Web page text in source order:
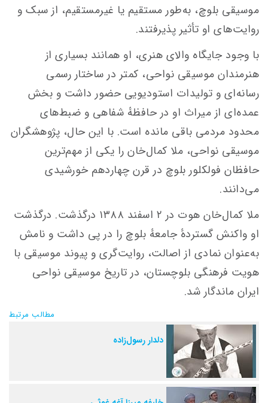
موسیقی بلوچ، به‌طور مستقیم یا غیرمستقیم، از سبک و
روایت‌های او تأثیر پذیرفتند.
با وجود جایگاه والای هنری، او همانند بسیاری از
هنرمندان موسیقی نواحی، کمتر در ساختار رسمی
رسانه‌ای و تولیدات استودیویی حضور داشت و بخش
عمده‌ای از میراث او در حافظهٔ شفاهی و ضبط‌های
محدود مردمی باقی مانده است. با این حال، پژوهشگران
موسیقی نواحی، ملا کمال‌خان را یکی از مهم‌ترین
حافظان فولکلور بلوچ در قرن چهاردهم خورشیدی
می‌دانند.
ملا کمال‌خان هوت در ۲ اسفند ۱۳۸۸ درگذشت. درگذشت
او واکنش گستردهٔ جامعهٔ بلوچ را در پی داشت و نامش
به‌عنوان نمادی از اصالت، روایت‌گری و پیوند موسیقی با
هویت فرهنگی بلوچستان، در تاریخ موسیقی نواحی
ایران ماندگار شد.
مطالب مرتبط
دلدار رسول‌زاده